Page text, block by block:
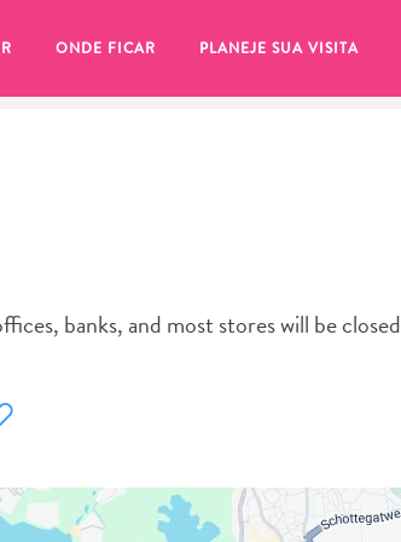
ONDE FICAR PLANEJE SUA VISITA
banks, and most stores will be closed
mais tarde, certifique-se de clicar no